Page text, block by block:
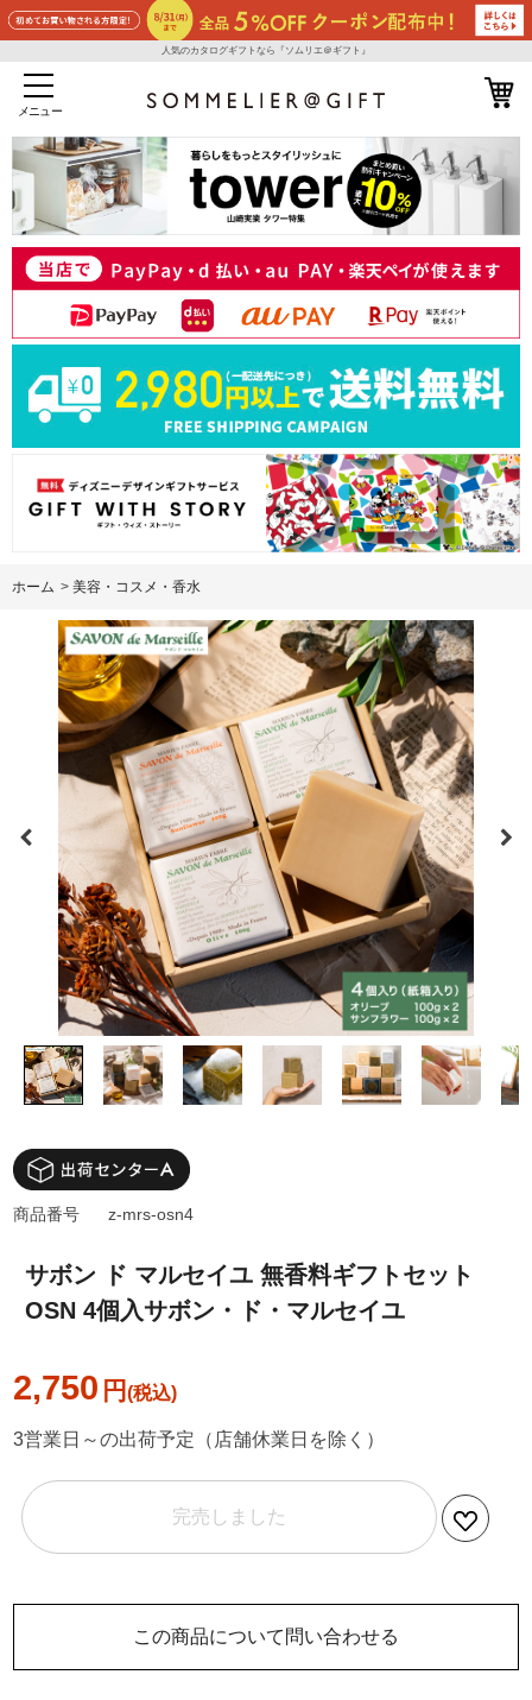
人気のカタログギフトなら『ソムリエ＠ギフト』
メニュー
ホーム > 美容・コスメ・香水
サボン ド マルセイユ 無香料ギフトセット
OSN 4個入サボン・ド・マルセイユ
2,750 円
商品番号 z-mrs-osn4
3営業日～の出荷予定（店舗休業日を除く）
完売しました
この商品について問い合わせる